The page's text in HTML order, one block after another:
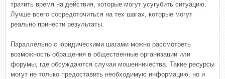
тратить время на действия, которые могут усугубить ситуацию.
Лучше всего сосредоточиться на тех шагах, которые могут
реально принести результаты.
Параллельно с юридическими шагами можно рассмотреть
возможность обращения в общественные организации или
форумы, где обсуждаются случаи мошенничества. Такие ресурсы
могут не только предоставить необходимую информацию, но и